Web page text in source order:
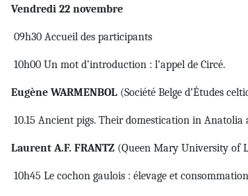
Vendredi 22 novembre
09h30 Accueil des participants
10h00 Un mot d’introduction : l’appel de Circé.
Eugène WARMENBOL (Société Belge d’Études
10.15 Ancient pigs. Their domestication in
Laurent A.F. FRANTZ (Queen Mary University of
10h45 Le cochon gaulois : élevage et